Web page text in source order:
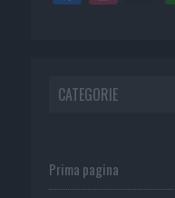
CATEGORIE
Prima pagina